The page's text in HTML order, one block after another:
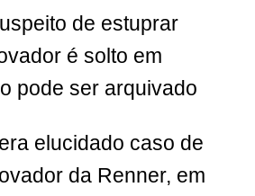
de estuprar
é solto em
pode ser arquivado
elucidado caso de
da Renner, em